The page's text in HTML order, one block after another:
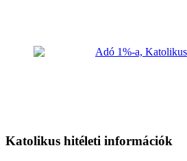
Katolikus hitéleti információk